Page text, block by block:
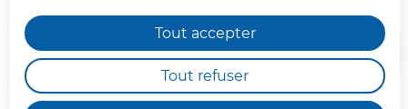
Tout accepter
Tout refuser
Chemins de randonnée
impraticables
Nous vous informons qu'en raison des dégâts